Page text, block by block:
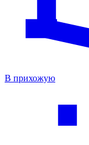
В прихожую